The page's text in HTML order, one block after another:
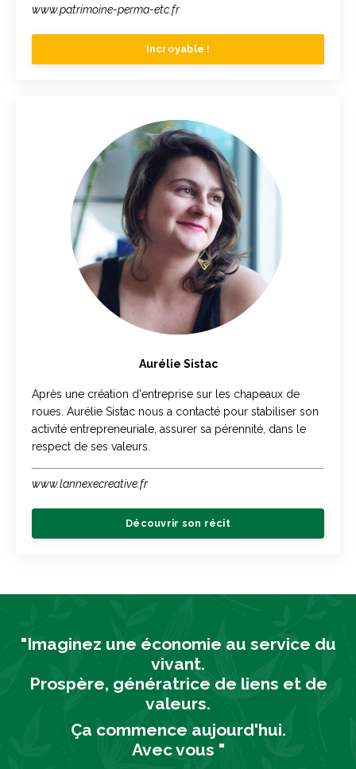
www.patrimoine-perma-etc.fr
Incroyable !
Aurélie Sistac
Après une création d'entreprise sur les chapeaux de
roues. Aurélie Sistac nous a contacté pour stabiliser son
activité entrepreneuriale, assurer sa pérennité, dans le
respect de ses valeurs.
www.lannexecreative.fr
Découvrir son récit
"Imaginez une économie au service du
vivant.
Prospère, génératrice de liens et de
valeurs.
Ça commence aujourd'hui.
Avec vous "